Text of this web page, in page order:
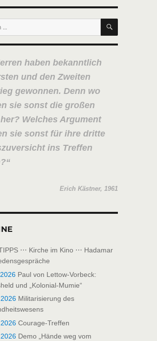
SUCHEN
haben bekanntlich
und den Zweiten
gewonnen. Denn wo
sie sonst die großen
Welches Argument
sie sonst für ihre dritte
ins Treffen
Erich Kästner, 1961
⋯ Kirche im Kino ⋯ Hadamar
Paul von Lettow-Vorbeck:
und „Kolonial-Mumie“
Militarisierung des
Courage-Treffen
Demo „Hände weg vom